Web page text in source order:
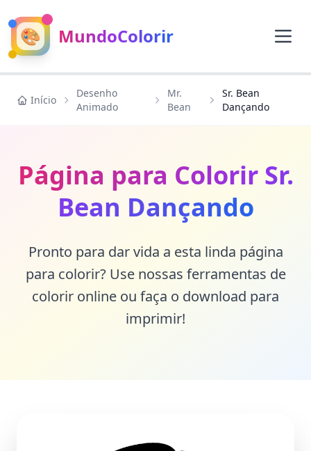
🎨 MundoColorir
Início
Desenho
Animado
Mr.
Bean
Sr. Bean
Dançando
Página para Colorir Sr.
Bean Dançando
Pronto para dar vida a esta linda página
para colorir? Use nossas ferramentas de
colorir online ou faça o download para
imprimir!